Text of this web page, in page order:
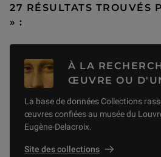
27 RÉSULTATS TROUVÉS
» :
À LA
ŒUVRE OU
La base de données Collections
œuvres confiées au musée du
Eugène-Delacroix.
Site des collections